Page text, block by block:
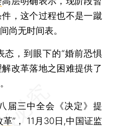
，这个过程也不是一蹴
尚无时间表。
，到眼下的“婚前恐惧
改革落地之困难提供了
三中全会《决定》提
革”， 11月30日,中国证监